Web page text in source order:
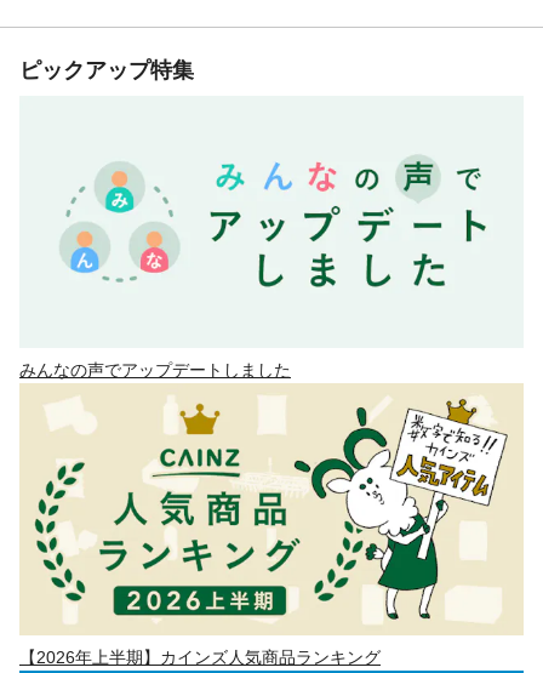
ピックアップ特集
みんなの声でアップデートしました
【2026年上半期】カインズ人気商品ランキング